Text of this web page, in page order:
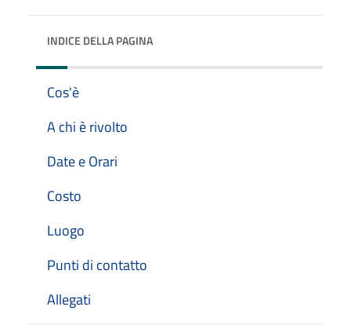
INDICE DELLA PAGINA
Cos'è
A chi è rivolto
Date e Orari
Costo
Luogo
Punti di contatto
Allegati